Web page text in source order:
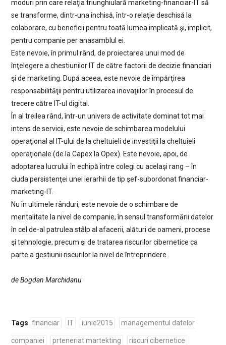
moduri prin care relaţia triunghiulară marketing-financiar-IT să
se transforme, dintr-una închisă, într-o relaţie deschisă la
colaborare, cu beneficii pentru toată lumea implicată şi, implicit,
pentru companie per anasamblul ei.
Este nevoie, în primul rând, de proiectarea unui mod de
înţelegere a chestiunilor IT de către factorii de decizie financiari
şi de marketing. După aceea, este nevoie de împărţirea
responsabilităţii pentru utilizarea inovaţiilor în procesul de
trecere către IT-ul digital.
În al treilea rând, într-un univers de activitate dominat tot mai
intens de servicii, este nevoie de schimbarea modelului
operaţional al IT-ului de la cheltuieli de investiţii la cheltuieli
operaţionale (de la Capex la Opex). Este nevoie, apoi, de
adoptarea lucrului în echipă între colegi cu acelaşi rang – în
ciuda persistenţei unei ierarhii de tip şef-subordonat financiar-
marketing-IT.
Nu în ultimele rânduri, este nevoie de o schimbare de
mentalitate la nivel de companie, în sensul transformării datelor
în cel de-al patrulea stâlp al afacerii, alături de oameni, procese
şi tehnologie, precum şi de tratarea riscurilor cibernetice ca
parte a gestiunii riscurilor la nivel de întreprindere.
de Bogdan Marchidanu
Tags financiar IT iunie2015 managementul datelor
companiei prteneriat martekting riscuri cibernetice